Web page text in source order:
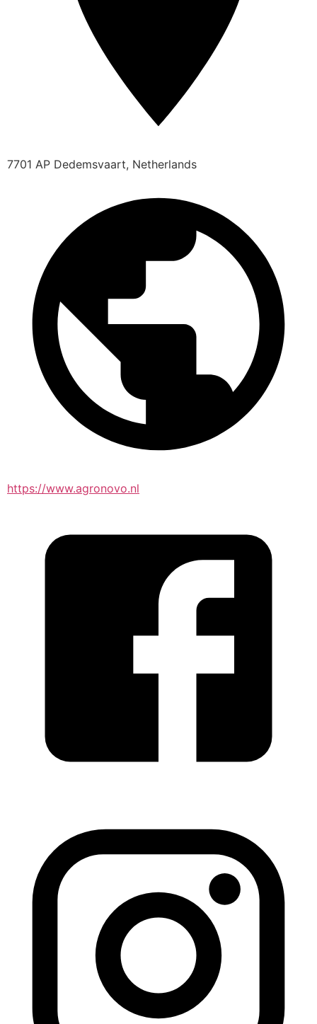
7701 AP Dedemsvaart, Netherlands
https://www.agronovo.nl